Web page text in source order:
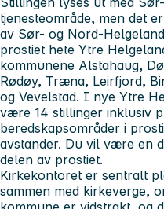
tjenesteområde, men det
av Sør- og Nord-
prostiet hete Ytre
kommunene Alstahaug,
Rødøy, Træna, Leirfjord,
og Vevelstad. I nye Ytre
være 14 stillinger inklusiv
beredskapsområder i
avstander. Du vil være en
delen av prostiet.
Kirkekontoret er sentralt
sammen med kirkeverge,